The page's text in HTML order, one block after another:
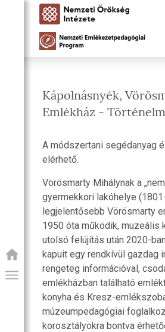
Kápolnásnyék,
Emlékház -
A módszertani segédanyag
elérhető.
Vörösmarty Mihálynak a
gyermekkori lakóhelye
legjelentősebb Vörösmarty
1950 óta működik, muzeális
utolsó felújítás után 2020-
kapuit egy rendkívül gazdag
rengeteg információval,
emlékházban található
konyha és Kresz-
múzeumpedagógiai
korosztályokra bontva